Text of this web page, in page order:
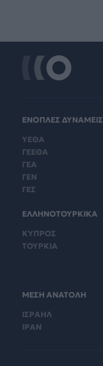
ΕΝΟΠΛΕΣ ΔΥΝΑΜΕΙΣ
ΥΕΘΑ
ΓΕΕΘΑ
ΓΕΑ
ΓΕΝ
ΓΕΣ
ΕΛΛΗΝΟΤΟΥΡΚΙΚΑ
ΚΥΠΡΟΣ
ΤΟΥΡΚΙΑ
ΜΕΣΗ ΑΝΑΤΟΛΗ
ΙΣΡΑΗΛ
ΙΡΑΝ